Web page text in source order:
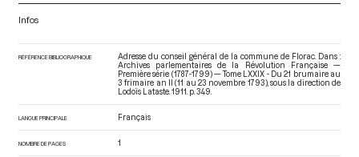
Infos
RÉFÉRENCE BIBLIOGRAPHIQUE
Adresse du conseil général de la commune de Florac. Dans :
Archives parlementaires de la Révolution Française —
Première série (1787-1799) — Tome LXXIX - Du 21 brumaire au
3 frimaire an II (11 au 23 novembre 1793), sous la direction de
Lodoïs Lataste. 1911. p. 349.
LANGUE PRINCIPALE Français
NOMBRE DE PAGES 1